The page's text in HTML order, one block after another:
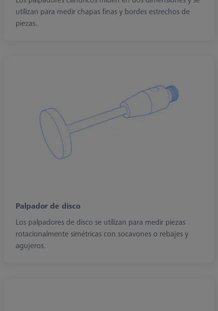
utilizan para medir chapas finas y bordes estrechos de
piezas.
Palpador de disco
Los palpadores de disco se utilizan para medir piezas
rotacionalmente simétricas con socavones o rebajes y
agujeros.